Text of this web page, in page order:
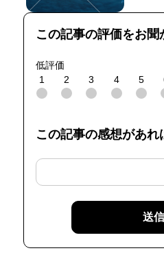
この記事の評価をお聞
低評価
1
2 3 4 5
この記事の感想があ
送信